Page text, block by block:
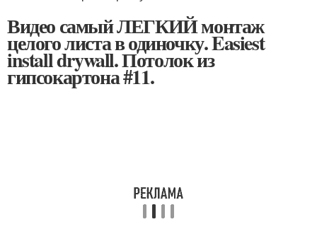
Видео самый ЛЕГКИЙ монтаж
целого листа в одиночку. Easiest
install drywall. Потолок из
гипсокартона #11.